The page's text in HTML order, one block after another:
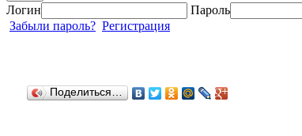
Логин Пароль
Забыли пароль? Регистрация
Поделиться…